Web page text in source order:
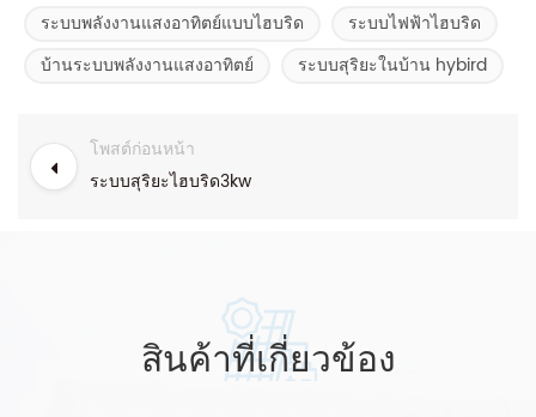
ระบบพลังงานแสงอาทิตย์แบบไฮบริด
ระบบไฟฟ้าไฮบริด
บ้านระบบพลังงานแสงอาทิตย์​
ระบบสุริยะในบ้าน hybird
โพสต์ก่อนหน้า
ระบบสุริยะไฮบริด3kw
สินค้าที่เกี่ยวข้อง